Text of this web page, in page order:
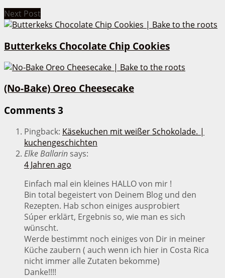
Next Post
Butterkeks Chocolate Chip Cookies
(No-Bake) Oreo Cheesecake
Comments 3
Pingback: Käsekuchen mit weißer Schokolade. |
kuchengeschichten
Elke Ballarin says:
4 Jahren ago
Einfach mal ein kleines HALLO von mir !
Bin total begeistert von Deinem Blog und den
Rezepten. Hab schon einiges ausprobiert
Súper erklärt, Ergebnis so, wie man es sich
wünscht.
Werde bestimmt noch einiges von Dir in meiner
Küche zaubern ( auch wenn ich hier in Costa Rica
nicht immer alle Zutaten bekomme)
Danke!!!!